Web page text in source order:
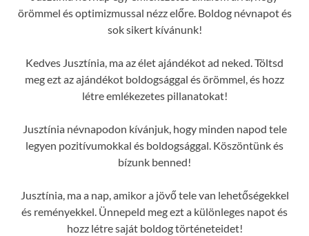
örömmel és optimizmussal nézz előre. Boldog névnapot és
sok sikert kívánunk!
Kedves Jusztínia, ma az élet ajándékot ad neked. Töltsd
meg ezt az ajándékot boldogsággal és örömmel, és hozz
létre emlékezetes pillanatokat!
Jusztínia névnapodon kívánjuk, hogy minden napod tele
legyen pozitívumokkal és boldogsággal. Köszöntünk és
bízunk benned!
Jusztínia, ma a nap, amikor a jövő tele van lehetőségekkel
és reményekkel. Ünnepeld meg ezt a különleges napot és
hozz létre saját boldog történeteidet!